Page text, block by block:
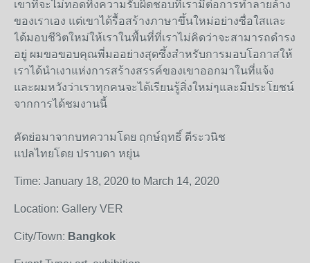
เขาที่จะไม่ทอดทิ้งความรับผิดชอบที่เรามีต่อการทำลายล้าง
ของเราเอง แต่เขาได้รื้อสร้างภาษาขึ้นใหม่อย่างซื่อใสและ
ได้มอบชีวิตใหม่ให้เราในพื้นที่ที่เราไม่คิดว่าจะสามารถดำรง
อยู่ ผมขอขอบคุณพี่มออย่างสุดซึ้งสำหรับการมอบโอกาสให้
เราได้นำเงาแห่งการสร้างสรรค์ของเขาออกมาในที่แจ้ง
และผมหวังว่าเราทุกคนจะได้เรียนรู้สิ่งใหม่ๆและมีประโยชน์
จากการได้ชมงานนี้
คัดย่อมาจากบทความโดย ฤกษ์ฤทธิ์ ตีระวนิช
แปลไทยโดย ปราบดา หยุ่น
Time: January 18, 2020 to March 14, 2020
Location: Gallery VER
City/Town: Bangkok